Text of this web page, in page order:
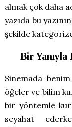
almak çok daha
yazıda bu
şekilde
Bir
Sinemada
öğeler ve bilim
bir yöntemle
seyahat